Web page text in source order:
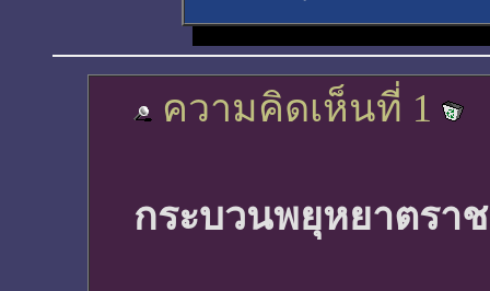
ความคิดเห็นที่ 1
กระบวนพยุหยาตรา